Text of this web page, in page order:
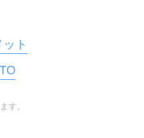
ト
す。